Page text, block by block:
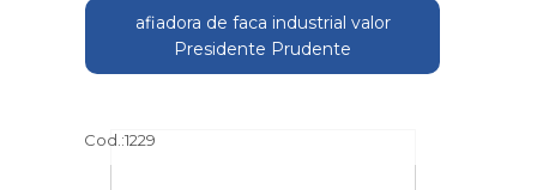
afiadora de faca industrial valor
Presidente Prudente
Cod.:1229